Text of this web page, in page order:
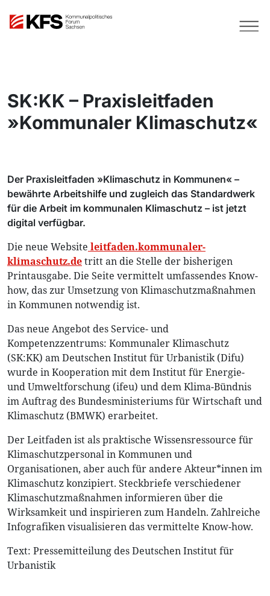
SK:KK – Praxisleitfaden
»Kommunaler Klimaschutz«
Der Praxisleitfaden »Klimaschutz in Kommunen« –
bewährte Arbeitshilfe und zugleich das Standardwerk
für die Arbeit im kommunalen Klimaschutz – ist jetzt
digital verfügbar.
Die neue Website leitfaden.kommunaler-
klimaschutz.detritt an die Stelle der bisherigen
Printausgabe. Die Seite vermittelt umfassendes Know-
how, das zur Umsetzung von Klimaschutzmaßnahmen
in Kommunen notwendig ist.
Das neue Angebot des Service- und
Kompetenzzentrums: Kommunaler Klimaschutz
(SK:KK) am Deutschen Institut für Urbanistik (Difu)
wurde in Kooperation mit dem Institut für Energie-
und Umweltforschung (ifeu) und dem Klima-Bündnis
im Auftrag des Bundesministeriums für Wirtschaft und
Klimaschutz (BMWK) erarbeitet.
Der Leitfaden ist als praktische Wissensressource für
Klimaschutzpersonal in Kommunen und
Organisationen, aber auch für andere Akteur*innen im
Klimaschutz konzipiert. Steckbriefe verschiedener
Klimaschutzmaßnahmen informieren über die
Wirksamkeit und inspirieren zum Handeln. Zahlreiche
Infografiken visualisieren das vermittelte Know-how.
Text: Pressemitteilung des Deutschen Institut für
Urbanistik